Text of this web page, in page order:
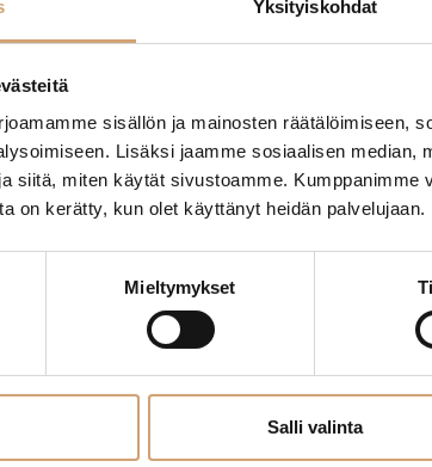
Yksityiskohdat
sisällön ja mainosten räätälöimiseen,
Lisäksi jaamme sosiaalisen median,
siitä, miten käytät sivustoamme. Kumppanimme
on kerätty, kun olet käyttänyt heidän palvelujaan.
Mieltymykset
Salli valinta